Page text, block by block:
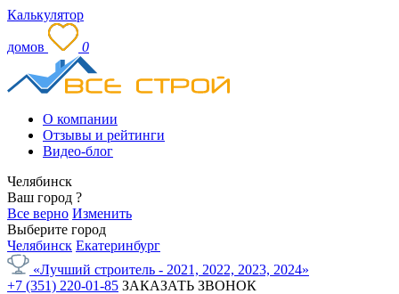
Калькулятор
домов 0
О компании
Отзывы и рейтинги
Видео-блог
Челябинск
Ваш город ?
Все верно Изменить
Выберите город
Челябинск Екатеринбург
«Лучший строитель - 2021, 2022, 2023, 2024»
+7 (351) 220-01-85 ЗАКАЗАТЬ ЗВОНОК